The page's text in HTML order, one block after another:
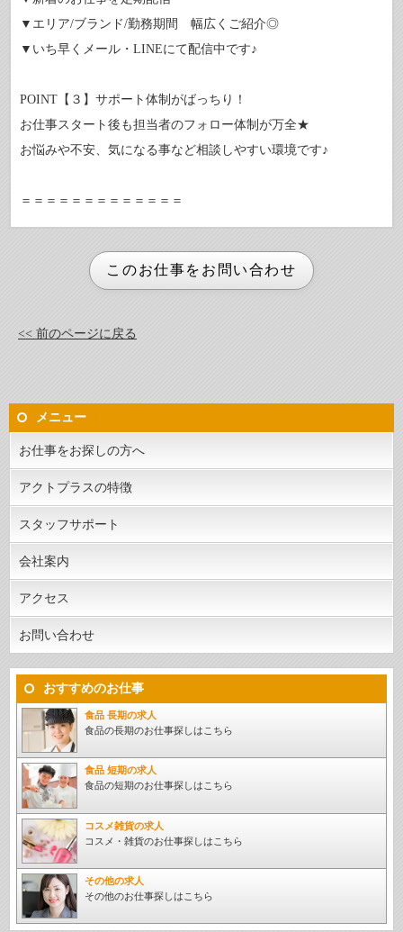
▼エリア/ブランド/勤務期間 幅広くご紹介◎
▼いち早くメール・LINEにて配信中です♪
POINT【３】サポート体制がばっちり！
お仕事スタート後も担当者のフォロー体制が万全★
お悩みや不安、気になる事など相談しやすい環境です♪
＝＝＝＝＝＝＝＝＝＝＝＝＝
<< 前のページに戻る
メニュー
お仕事をお探しの方へ
アクトプラスの特徴
スタッフサポート
会社案内
アクセス
お問い合わせ
おすすめのお仕事
食品 長期の求人
食品の長期のお仕事探しはこちら
食品 短期の求人
食品の短期のお仕事探しはこちら
コスメ雑貨の求人
コスメ・雑貨のお仕事探しはこちら
その他の求人
その他のお仕事探しはこちら